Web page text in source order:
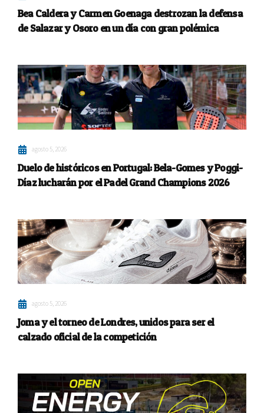
Bea Caldera y Carmen Goenaga destrozan la defensa
de Salazar y Osoro en un día con gran polémica
agosto 5, 2026
Duelo de históricos en Portugal: Bela-Gomes y Poggi-
Díaz lucharán por el Padel Grand Champions 2026
agosto 5, 2026
Joma y el torneo de Londres, unidos para ser el
calzado oficial de la competición